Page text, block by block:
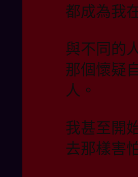
都成為我
與不同的
那個懷疑
人。
我甚至開
去那樣害